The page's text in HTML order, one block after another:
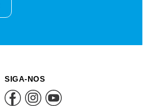
SIGA-NOS